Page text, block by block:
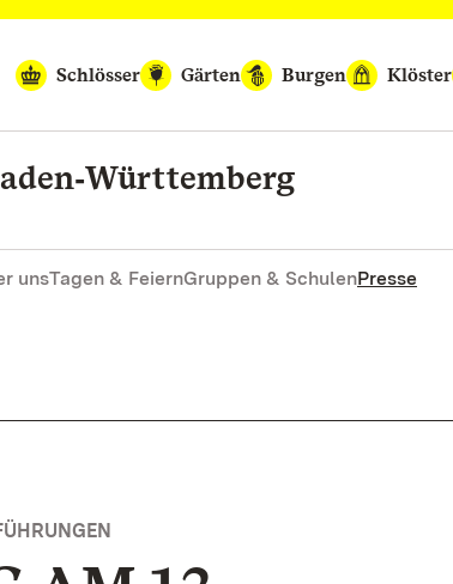
Schlösser
Gärten Burgen Klöster
unsTagen & FeiernGruppen & SchulenPresse